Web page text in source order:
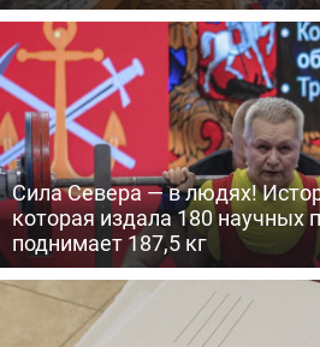
Сила Севера — в людях!
которая издала 180 научных
поднимает 187,5 кг